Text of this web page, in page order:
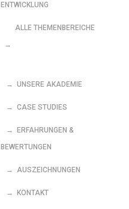
ENTWICKLUNG
ALLE THEMENBEREICHE
→
→ UNSERE AKADEMIE
→ CASE STUDIES
→ ERFAHRUNGEN &
BEWERTUNGEN
→ AUSZEICHNUNGEN
→ KONTAKT